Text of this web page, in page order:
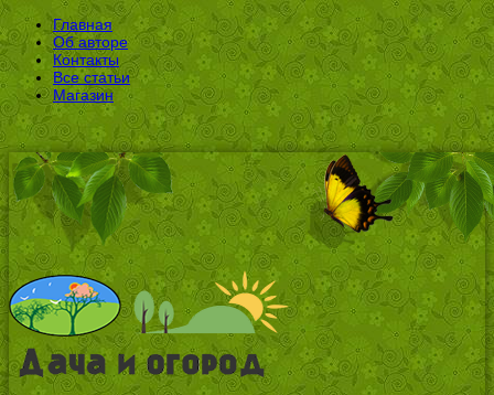
Главная
Об авторе
Контакты
Все статьи
Магазин